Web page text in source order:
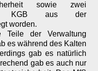
sowie zwei
KGB aus der
worden.
Teile der Verwaltung
es während des Kalten
gab es natürlich
gab es auch nur